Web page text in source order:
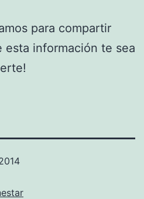
para compartir
esta información te sea